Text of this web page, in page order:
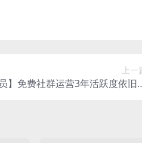
上一
】免费社群运营3年活跃度依旧